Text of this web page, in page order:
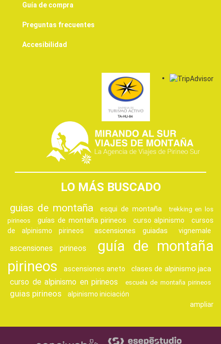
Guía de compra
Preguntas frecuentes
Accesibilidad
LO MÁS BUSCADO
guias de montaña esqui de montaña
trekking en los
pirineos
guías de montaña pirineos curso alpinismo
cursos
de alpinismo pirineos
ascensiones guiadas vignemale
ascensiones pirineos
guía de montaña
pirineos
ascensiones aneto clases de alpinismo jaca
curso de alpinismo en pirineos escuela de montaña pirineos
guias pirineos
alpinismo iniciación
ampliar